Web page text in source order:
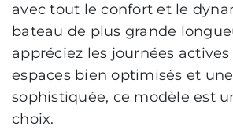
avec tout le confort et le
bateau de plus grande
appréciez les journées actives
espaces bien optimisés et
sophistiquée, ce modèle est
choix.